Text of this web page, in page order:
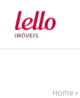
Home »